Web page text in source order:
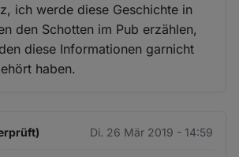
ich werde diese Geschichte in
den Schotten im Pub erzählen,
diese Informationen garnicht
haben.
Di. 26 Mär 2019 - 14:59